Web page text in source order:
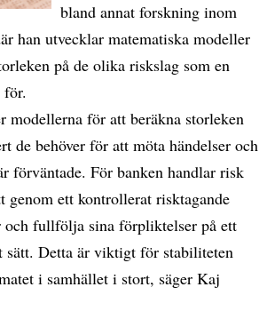
bland annat forskning inom
han utvecklar matematiska modeller
på de olika riskslag som en
för.
modellerna för att beräkna storleken
de behöver för att möta händelser och
förväntade. För banken handlar risk
genom ett kontrollerat risktagande
och fullfölja sina förpliktelser på ett
Detta är viktigt för stabiliteten
i samhället i stort, säger Kaj